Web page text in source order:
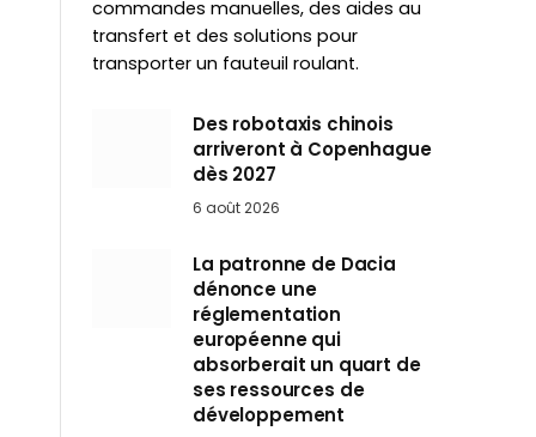
commandes manuelles, des aides au
transfert et des solutions pour
transporter un fauteuil roulant.
Des robotaxis chinois
arriveront à Copenhague
dès 2027
6 août 2026
La patronne de Dacia
dénonce une
réglementation
européenne qui
absorberait un quart de
ses ressources de
développement